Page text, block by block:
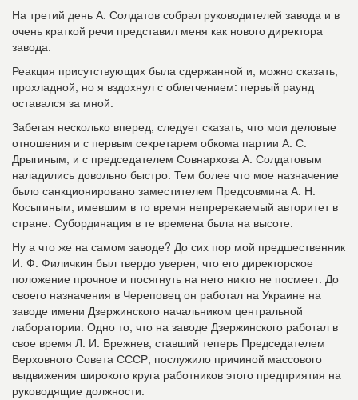
На третий день А. Солдатов собрал руководителей завода и в
очень краткой речи представил меня как нового директора
завода.
Реакция присутствующих была сдержанной и, можно сказать,
прохладной, но я вздохнул с облегчением: первый раунд
оставался за мной.
Забегая несколько вперед, следует сказать, что мои деловые
отношения и с первым секретарем обкома партии А. С.
Дрыгиным, и с председателем Совнархоза А. Солдатовым
наладились довольно быстро. Тем более что мое назначение
было санкционировано заместителем Предсовмина А. Н.
Косыгиным, имевшим в то время непререкаемый авторитет в
стране. Субординация в те времена была на высоте.
Ну а что же на самом заводе? До сих пор мой предшественник
И. Ф. Филичкин был твердо уверен, что его директорское
положение прочное и посягнуть на него никто не посмеет. До
своего назначения в Череповец он работал на Украине на
заводе имени Дзержинского начальником центральной
лаборатории. Одно то, что на заводе Дзержинского работал в
свое время Л. И. Брежнев, ставший теперь Председателем
Верховного Совета СССР, послужило причиной массового
выдвижения широкого круга работников этого предприятия на
руководящие должности.